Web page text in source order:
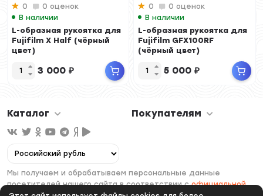
0
0 оценок
В наличии
L-образная рукоятка для
Fujifilm X Half (чёрный
цвет)
3 000 ₽
0
0 оценок
В наличии
L-образная рукоятка для
Fujifilm GFX100RF
(чёрный цвет)
5 000 ₽
Каталог Покупателям
Мы получаем и обрабатываем персональные данные
посетителей нашего сайта в соответствии софициальной